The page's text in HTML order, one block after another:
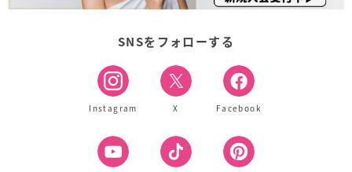
SNSをフォローする
Instagram X Facebook